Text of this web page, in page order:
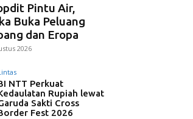
Pintu Air,
Buka Peluang
dan Eropa
2026
NTT Perkuat
Rupiah lewat
Sakti Cross
Fest 2026